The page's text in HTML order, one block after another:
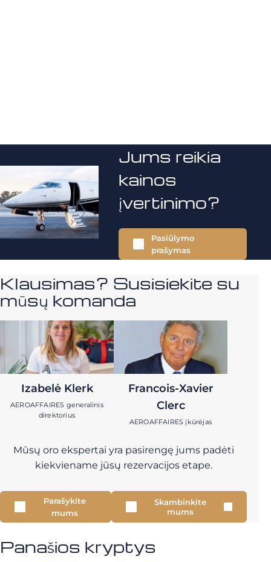
Jums reikia
kainos
įvertinimo?
Pasiūlymo
prašymas
Klausimas? Susisiekite su
mūsų komanda
Izabelė Klerk
AEROAFFAIRES generalinis
direktorius
Francois-Xavier
Clerc
AEROAFFAIRES įkūrėjas
Mūsų oro ekspertai yra pasirengę jums padėti
kiekviename jūsų rezervacijos etape.
Parašykite
mums
Skambinkite
mums
Panašios kryptys